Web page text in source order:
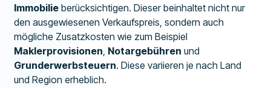
Immobilie berücksichtigen. Dieser beinhaltet nicht nur
den ausgewiesenen Verkaufspreis, sondern auch
mögliche Zusatzkosten wie zum Beispiel
Maklerprovisionen, Notargebühren und
Grunderwerbsteuern. Diese variieren je nach Land
und Region erheblich.